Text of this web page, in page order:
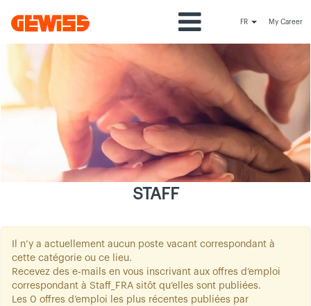
FR My Career
Staff_FRA
STAFF
Il n’y a actuellement aucun poste vacant correspondant à
cette catégorie ou ce lieu.
Recevez des e-mails en vous inscrivant aux offres d’emploi
correspondant à Staff_FRA sitôt qu’elles sont publiées.
Les 0 offres d’emploi les plus récentes publiées par